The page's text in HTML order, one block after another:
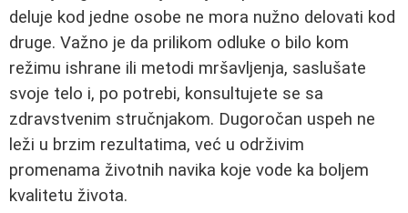
deluje kod jedne osobe ne mora nužno delovati kod
druge. Važno je da prilikom odluke o bilo kom
režimu ishrane ili metodi mršavljenja, saslušate
svoje telo i, po potrebi, konsultujete se sa
zdravstvenim stručnjakom. Dugoročan uspeh ne
leži u brzim rezultatima, već u održivim
promenama životnih navika koje vode ka boljem
kvalitetu života.